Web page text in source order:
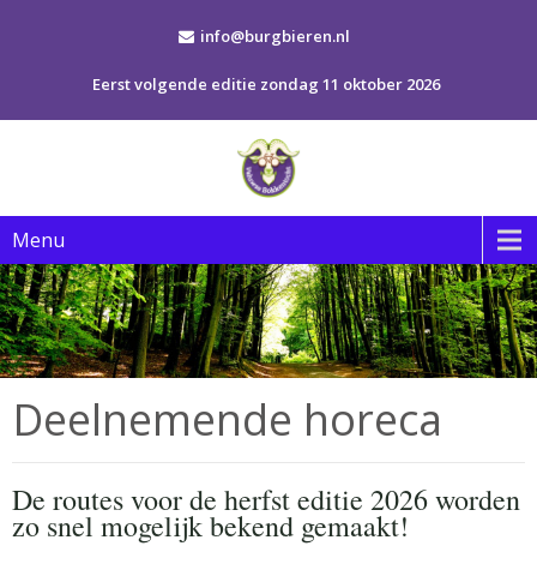
info@burgbieren.nl
Eerst volgende editie zondag 11 oktober 2026
Menu
Deelnemende horeca
De routes voor de herfst editie 2026 worden
zo snel mogelijk bekend gemaakt!